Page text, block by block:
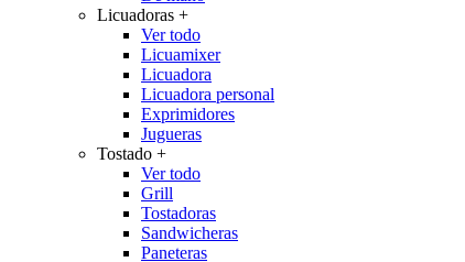
Licuadoras +
Ver todo
Licuamixer
Licuadora
Licuadora personal
Exprimidores
Jugueras
Tostado +
Ver todo
Grill
Tostadoras
Sandwicheras
Paneteras